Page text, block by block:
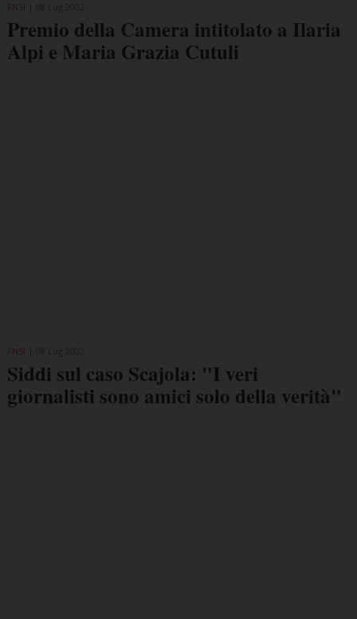
FNSI
Premio della Camera intitolato a Ilaria
Alpi e Maria Grazia Cutuli
FNSI
Siddi sul caso Scajola: "I veri
giornalisti sono amici solo della verità"